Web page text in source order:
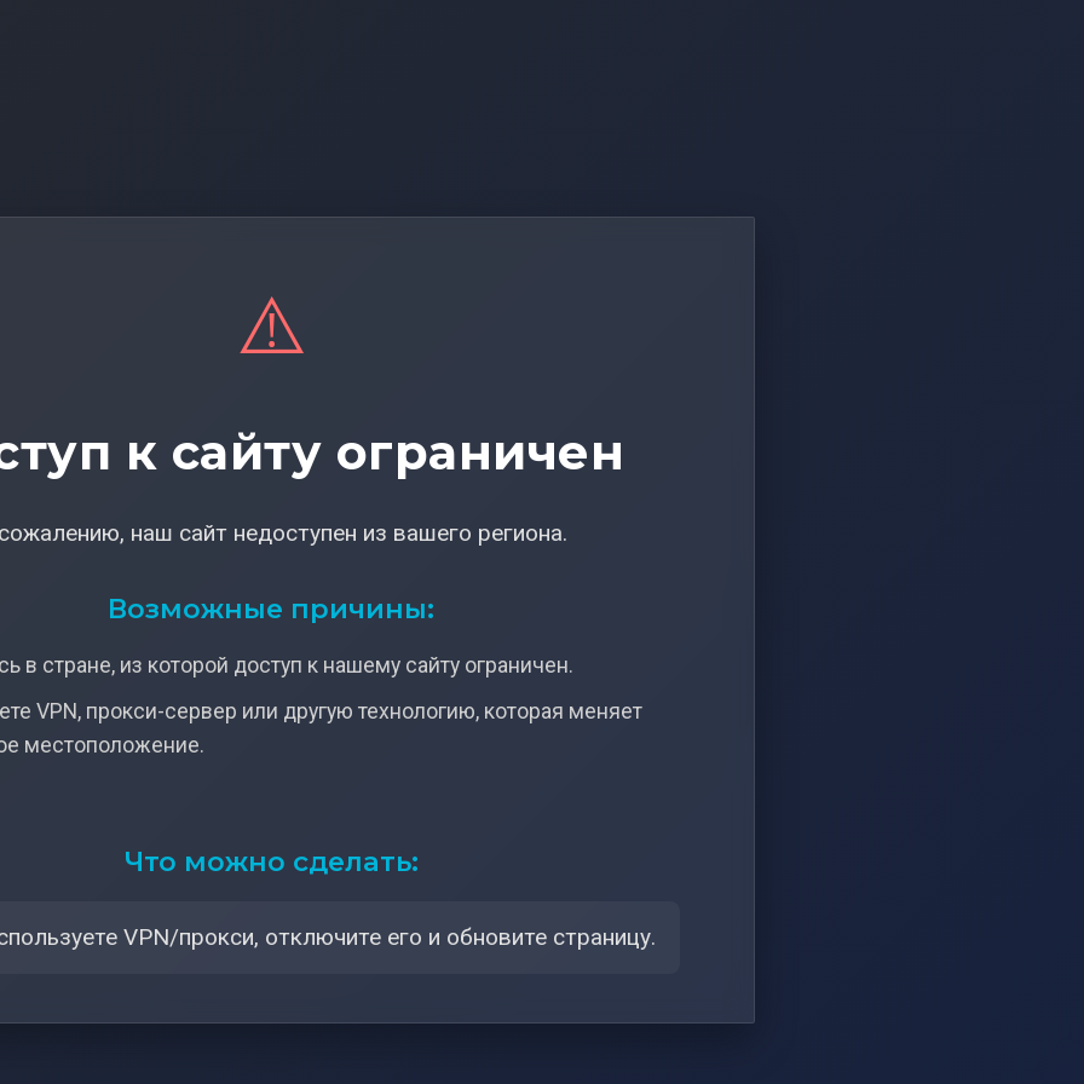
⚠️
к сайту ограничен
наш сайт недоступен из вашего региона.
Возможные причины:
в стране, из которой доступ к нашему сайту ограничен.
VPN, прокси-сервер или другую технологию, которая меняет
местоположение.
Что можно сделать:
VPN/прокси, отключите его и обновите страницу.